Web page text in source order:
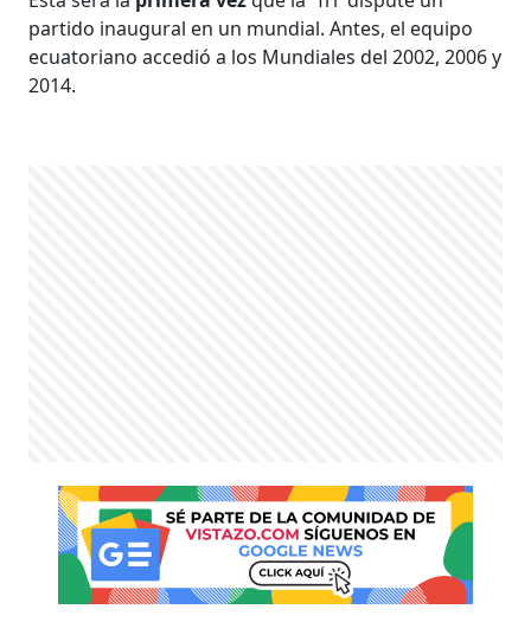
partido inaugural en un mundial. Antes, el equipo
ecuatoriano accedió a los Mundiales del 2002, 2006 y
2014.